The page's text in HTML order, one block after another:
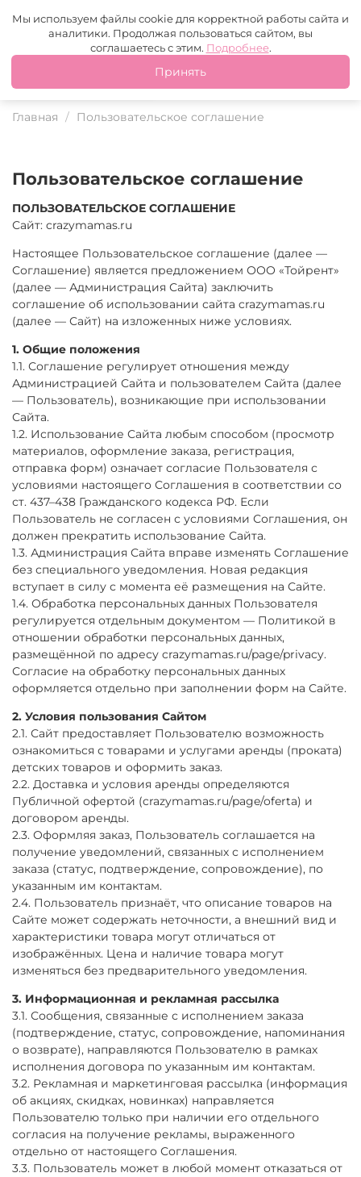
Москва +7 (499) 110-97-95 MAX Tg
Это ваш город?
Главная Пользовательское соглашение
Пользовательское соглашение
ПОЛЬЗОВАТЕЛЬСКОЕ СОГЛАШЕНИЕ
Сайт: crazymamas.ru
Настоящее Пользовательское соглашение (далее —
Соглашение) является предложением ООО «Тойрент»
(далее — Администрация Сайта) заключить
соглашение об использовании сайта crazymamas.ru
(далее — Сайт) на изложенных ниже условиях.
1. Общие положения
1.1. Соглашение регулирует отношения между
Администрацией Сайта и пользователем Сайта (далее
— Пользователь), возникающие при использовании
Сайта.
1.2. Использование Сайта любым способом (просмотр
материалов, оформление заказа, регистрация,
отправка форм) означает согласие Пользователя с
условиями настоящего Соглашения в соответствии со
ст. 437–438 Гражданского кодекса РФ. Если
Пользователь не согласен с условиями Соглашения, он
должен прекратить использование Сайта.
1.3. Администрация Сайта вправе изменять Соглашение
без специального уведомления. Новая редакция
вступает в силу с момента её размещения на Сайте.
1.4. Обработка персональных данных Пользователя
регулируется отдельным документом — Политикой в
отношении обработки персональных данных,
размещённой по адресу crazymamas.ru/page/privacy.
Согласие на обработку персональных данных
оформляется отдельно при заполнении форм на Сайте.
2. Условия пользования Сайтом
2.1. Сайт предоставляет Пользователю возможность
ознакомиться с товарами и услугами аренды (проката)
детских товаров и оформить заказ.
2.2. Доставка и условия аренды определяются
Публичной офертой (crazymamas.ru/page/oferta) и
договором аренды.
2.3. Оформляя заказ, Пользователь соглашается на
получение уведомлений, связанных с исполнением
заказа (статус, подтверждение, сопровождение), по
указанным им контактам.
2.4. Пользователь признаёт, что описание товаров на
Сайте может содержать неточности, а внешний вид и
характеристики товара могут отличаться от
изображённых. Цена и наличие товара могут
изменяться без предварительного уведомления.
3. Информационная и рекламная рассылка
3.1. Сообщения, связанные с исполнением заказа
(подтверждение, статус, сопровождение, напоминания
о возврате), направляются Пользователю в рамках
исполнения договора по указанным им контактам.
3.2. Рекламная и маркетинговая рассылка (информация
об акциях, скидках, новинках) направляется
Пользователю только при наличии его отдельного
согласия на получение рекламы, выраженного
отдельно от настоящего Соглашения.
3.3. Пользователь может в любой момент отказаться от
Мы используем файлы cookie для корректной работы сайта и
аналитики. Продолжая пользоваться сайтом, вы
соглашаетесь с этим. Подробнее.
Принять